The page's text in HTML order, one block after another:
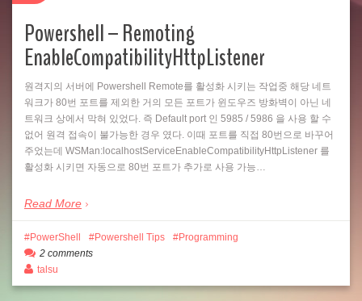
Powershell – Remoting
EnableCompatibilityHttpListener
원격지의 서버에 Powershell Remote를 활성화 시키는 작업중 해당 네트
워크가 80번 포트를 제외한 거의 모든 포트가 윈도우즈 방화벽이 아닌 네
트워크 상에서 막혀 있었다. 즉 Default port 인 5985 / 5986 을 사용 할 수
없어 원격 접속이 불가능한 경우 였다. 이때 포트를 직접 80번으로 바꾸어
주었는데 WSMan:localhostServiceEnableCompatibilityHttpListener 를
활성화 시키면 자동으로 80번 포트가 추가로 사용 가능…
Read More
PowerShell Powershell Tips
Programming
2 comments
talsu